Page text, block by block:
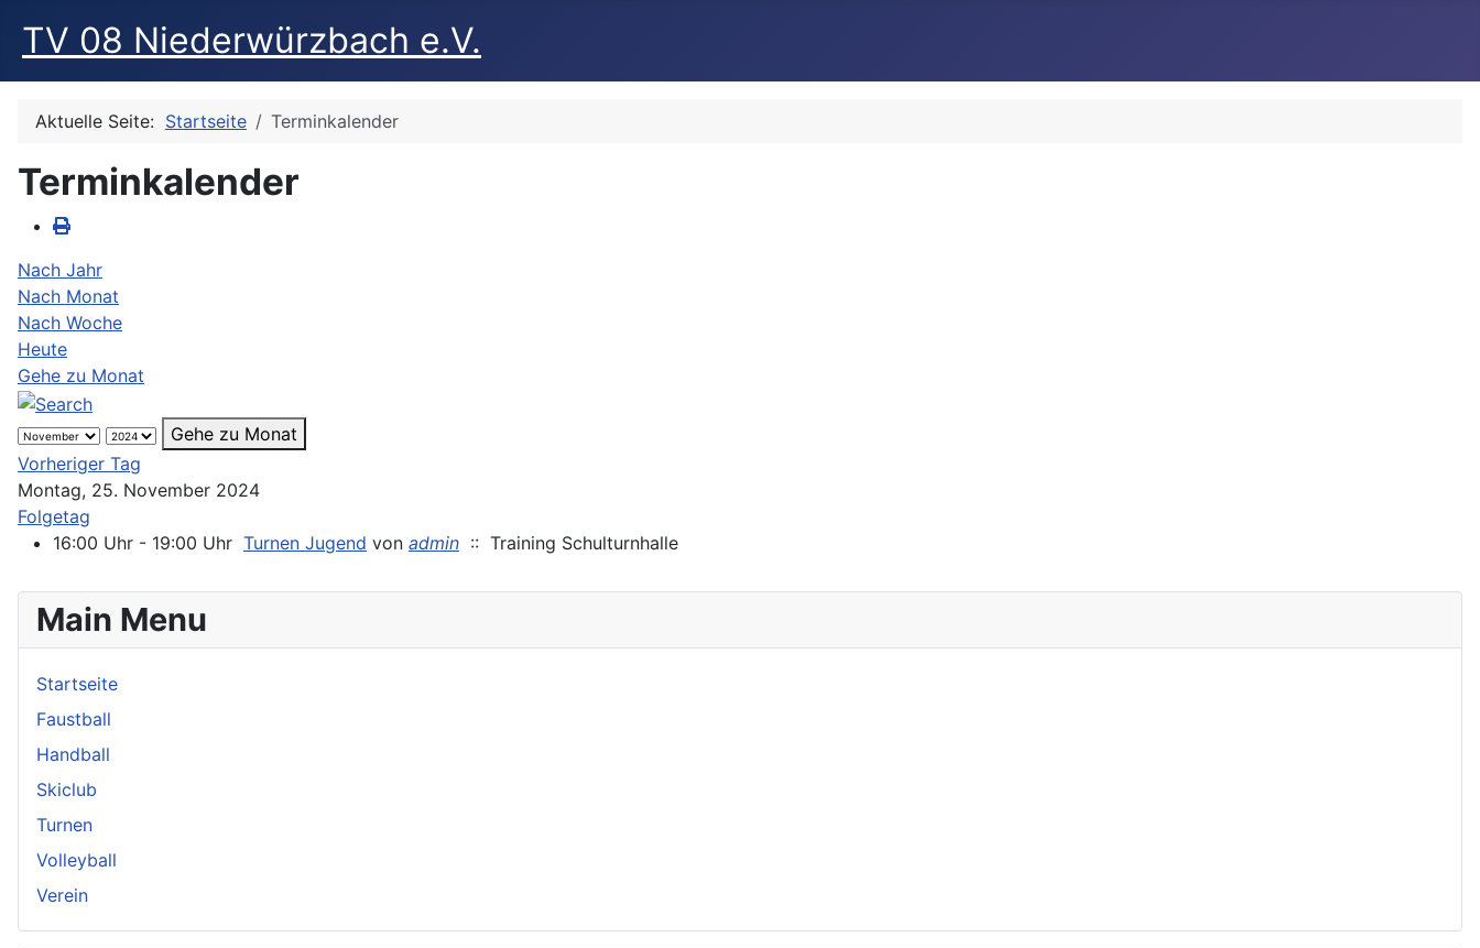
TV 08 Niederwürzbach e.V.
Aktuelle Seite: Startseite Terminkalender
Terminkalender
Nach Jahr
Nach Monat
Nach Woche
Heute
Gehe zu Monat
Gehe zu Monat
Vorheriger Tag
Montag, 25. November 2024
Folgetag
16:00 Uhr - 19:00 Uhr Turnen Jugend von admin :: Training Schulturnhalle
Main Menu
Startseite
Faustball
Handball
Skiclub
Turnen
Volleyball
Verein